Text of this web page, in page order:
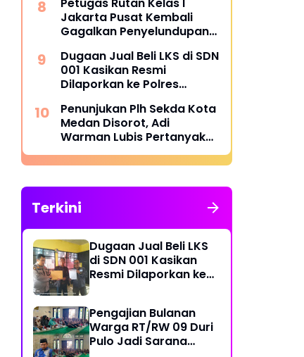
Jakarta Pusat Kembali
Gagalkan Penyelundupan
Disembunyikan di Pakaian
Dalam Pengunjung
Dugaan Jual Beli LKS di SDN
001 Kasikan Resmi
Dilaporkan ke Polres
Metroterkini.id Desak Usut
Kasus Ini
Penunjukan Plh Sekda Kota
Medan Disorot, Adi
Warman Lubis Pertanyakan
Komitmen terhadap Sistem
Merit
Terkini
Dugaan Jual Beli LKS
di SDN 001 Kasikan
Resmi Dilaporkan ke
Metroterkini.id Desak
Usut Kasus Ini
Pengajian Bulanan
Warga RT/RW 09 Duri
Pulo Jadi Sarana